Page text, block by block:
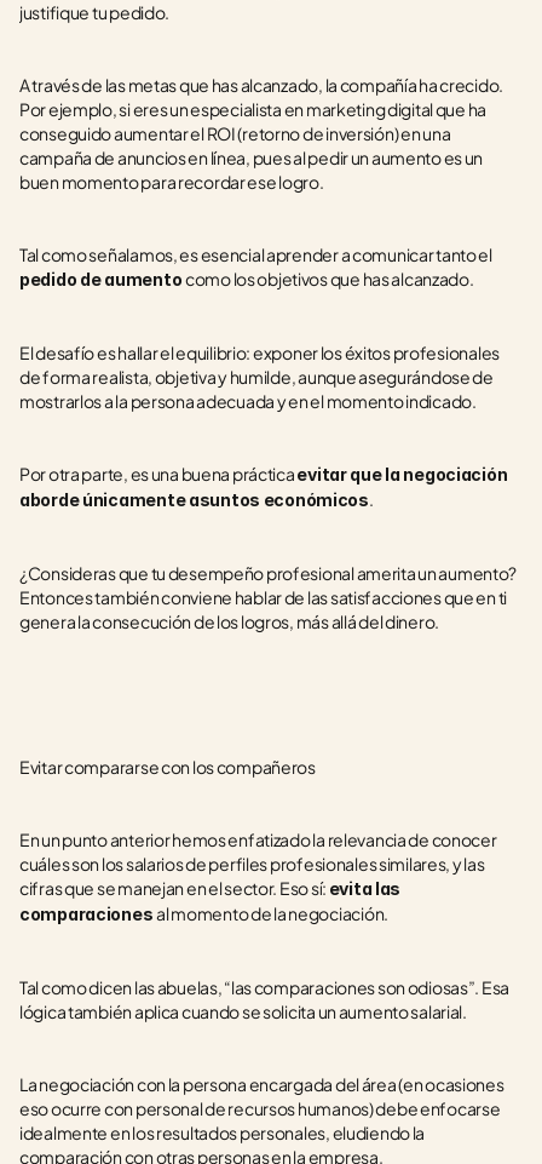
justifique tu pedido.
A través de las metas que has alcanzado, la compañía ha crecido.
Por ejemplo, si eres un especialista en marketing digital que ha
conseguido aumentar el ROI (retorno de inversión) en una
campaña de anuncios en línea, pues al pedir un aumento es un
buen momento para recordar ese logro.
Tal como señalamos, es esencial aprender a comunicar tanto el
pedido de aumento como los objetivos que has alcanzado.
El desafío es hallar el equilibrio: exponer los éxitos profesionales
de forma realista, objetiva y humilde, aunque asegurándose de
mostrarlos a la persona adecuada y en el momento indicado.
Por otra parte, es una buena práctica evitar que la negociación
aborde únicamente asuntos económicos.
¿Consideras que tu desempeño profesional amerita un aumento?
Entonces también conviene hablar de las satisfacciones que en ti
genera la consecución de los logros, más allá del dinero.
Evitar compararse con los compañeros
En un punto anterior hemos enfatizado la relevancia de conocer
cuáles son los salarios de perfiles profesionales similares, y las
cifras que se manejan en el sector. Eso sí: evita las
comparaciones al momento de la negociación.
Tal como dicen las abuelas, “las comparaciones son odiosas”. Esa
lógica también aplica cuando se solicita un aumento salarial.
La negociación con la persona encargada del área (en ocasiones
eso ocurre con personal de recursos humanos) debe enfocarse
idealmente en los resultados personales, eludiendo la
comparación con otras personas en la empresa.